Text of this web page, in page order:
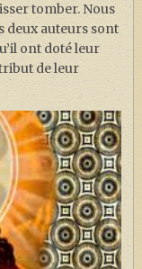
tomber. Nous
deux auteurs sont
ont doté leur
de leur